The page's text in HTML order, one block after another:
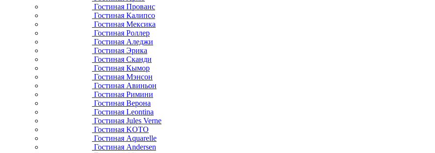
Гостиная Прованс
Гостиная Калипсо
Гостиная Мексика
Гостиная Роллер
Гостиная Аледжи
Гостиная Эрика
Гостиная Сканди
Гостиная Кымор
Гостиная Мэнсон
Гостиная Авиньон
Гостиная Римини
Гостиная Верона
Гостиная Leontina
Гостиная Jules Verne
Гостиная KOTO
Гостиная Aquarelle
Гостиная Andersen